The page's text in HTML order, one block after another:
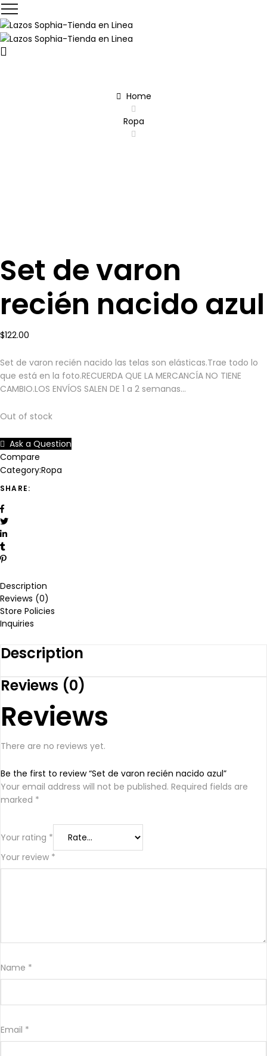
Home
Ropa
Set de varon
recién nacido azul
$122.00
Set de varon recién nacido las telas son elásticas.Trae todo lo
que está en la foto.RECUERDA QUE LA MERCANCÍA NO TIENE
CAMBIO.LOS ENVÍOS SALEN DE 1 a 2 semanas…
Out of stock
Ask a Question
Compare
Category:Ropa
SHARE:
Description
Reviews (0)
Store Policies
Inquiries
Description
Reviews (0)
Reviews
There are no reviews yet.
Be the first to review “Set de varon recién nacido azul”
Your email address will not be published. Required fields are
marked *
Your rating *
Your review *
Name *
Email *